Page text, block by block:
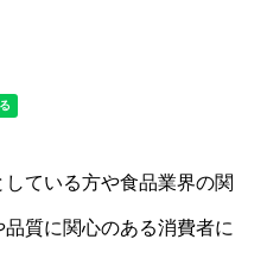
ている方や食品業界の関
質に関心のある消費者に